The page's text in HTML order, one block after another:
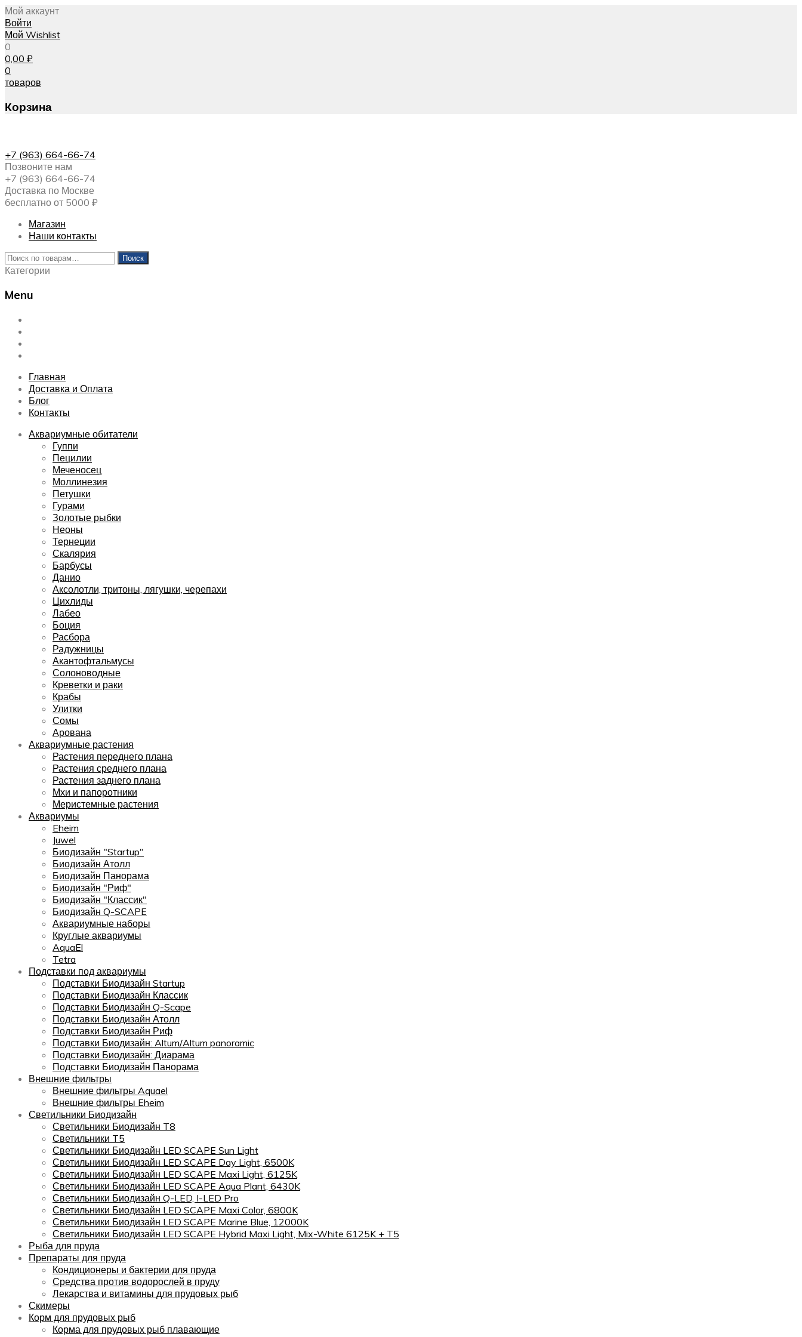
Мой аккаунт
Войти
Мой Wishlist
0
0,00 ₽
0
товаров
Корзина
+7 (963) 664-66-74
Позвоните нам
+7 (963) 664-66-74
Доставка по Москве
бесплатно от 5000 ₽
Магазин
Наши контакты
Искать:
Поиск
Категории
Menu
Skip
content
Главная
Доставка и Оплата
Блог
Контакты
Аквариумные обитатели
Гуппи
Пецилии
Меченосец
Моллинезия
Петушки
Гурами
Золотые рыбки
Неоны
Тернеции
Скалярия
Барбусы
Данио
Аксолотли, тритоны, лягушки, черепахи
Цихлиды
Лабео
Боция
Расбора
Радужницы
Акантофтальмусы
Солоноводные
Креветки и раки
Крабы
Улитки
Сомы
Арована
Аквариумные растения
Растения переднего плана
Растения среднего плана
Растения заднего плана
Мхи и папоротники
Меристемные растения
Аквариумы
Eheim
Juwel
Биодизайн "Startup"
Биодизайн Атолл
Биодизайн Панорама
Биодизайн "Риф"
Биодизайн "Классик"
Биодизайн Q-SCAPE
Аквариумные наборы
Круглые аквариумы
AquaEl
Tetra
Подставки под аквариумы
Подставки Биодизайн Startup
Подставки Биодизайн Классик
Подставки Биодизайн Q-Scape
Подставки Биодизайн Атолл
Подставки Биодизайн Риф
Подставки Биодизайн: Altum/Altum panoramic
Подставки Биодизайн: Диарама
Подставки Биодизайн Панорама
Внешние фильтры
Внешние фильтры Aquael
Внешние фильтры Eheim
Светильники Биодизайн
Светильники Биодизайн T8
Светильники T5
Светильники Биодизайн LED SCAPE Sun Light
Светильники Биодизайн LED SCAPE Day Light, 6500K
Светильники Биодизайн LED SCAPE Maxi Light, 6125K
Светильники Биодизайн LED SCAPE Aqua Plant, 6430K
Светильники Биодизайн Q-LED, I-LED Pro
Светильники Биодизайн LED SCAPE Maxi Color, 6800K
Светильники Биодизайн LED SCAPE Marine Blue, 12000K
Светильники Биодизайн LED SCAPE Hybrid Maxi Light, Mix-White 6125K + T5
Рыба для пруда
Препараты для пруда
Кондиционеры и бактерии для пруда
Средства против водорослей в пруду
Лекарства и витамины для прудовых рыб
Скимеры
Корм для прудовых рыб
Корма для прудовых рыб плавающие